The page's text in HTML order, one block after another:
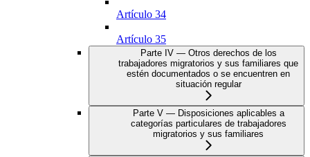
Artículo 34
Artículo 35
Parte IV — Otros derechos de los
trabajadores migratorios y sus familiares que
estén documentados o se encuentren en
situación regular
Parte V — Disposiciones aplicables a
categorías particulares de trabajadores
migratorios y sus familiares